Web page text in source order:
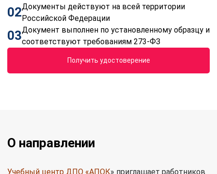
02Документы действуют на всей территории
Российской Федерации
03Документ выполнен по установленному образцу и
соответствуют требованиям 273-ФЗ
Получить удостоверение
О направлении
Учебный центр ДПО «АПОК» приглашает работников